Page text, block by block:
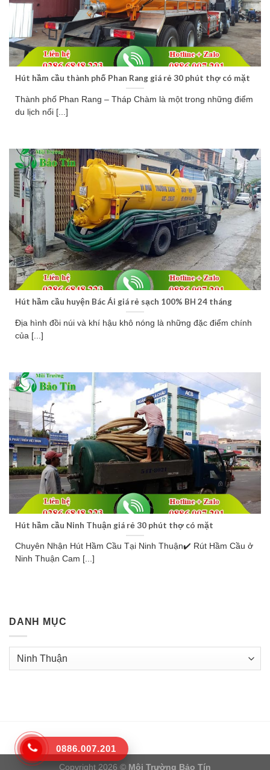
Hút hầm cầu thành phố Phan Rang giá rẻ 30 phút thợ có mặt
Thành phố Phan Rang – Tháp Chàm là một trong những điểm
du lịch nổi [...]
Hút hầm cầu huyện Bác Ái giá rẻ sạch 100% BH 24 tháng
Địa hình đồi núi và khí hậu khô nóng là những đặc điểm chính
của [...]
Hút hầm cầu Ninh Thuận giá rẻ 30 phút thợ có mặt
Chuyên Nhận Hút Hầm Cầu Tại Ninh Thuận✔️ Rút Hầm Cầu ở
Ninh Thuận Cam [...]
DANH MỤC
Danh
mục
0886.007.201
Copyright 2026 © Môi Trường Bảo Tín